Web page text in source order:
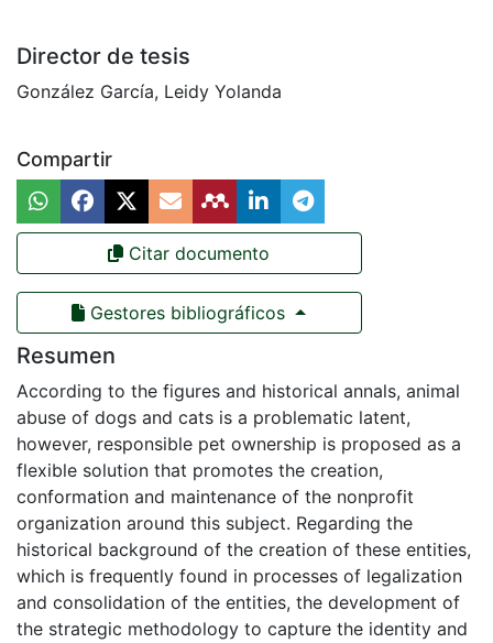
Director de tesis
González García, Leidy Yolanda
Compartir
Citar documento
Gestores bibliográficos
Resumen
According to the figures and historical annals, animal
abuse of dogs and cats is a problematic latent,
however, responsible pet ownership is proposed as a
flexible solution that promotes the creation,
conformation and maintenance of the nonprofit
organization around this subject. Regarding the
historical background of the creation of these entities,
which is frequently found in processes of legalization
and consolidation of the entities, the development of
the strategic methodology to capture the identity and